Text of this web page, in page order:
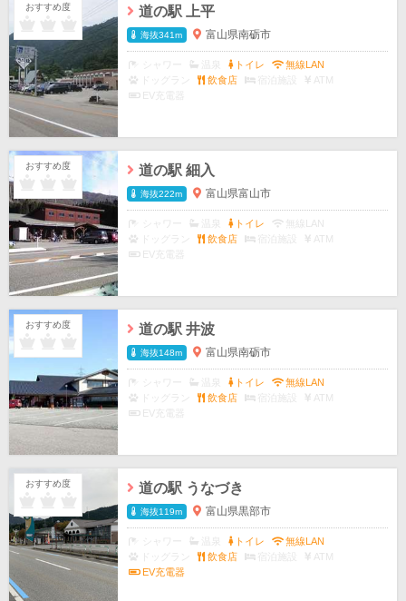
おすすめ度 道の駅 上平
海抜341m 富山県南砺市
トイレ
無線LAN
ドッグラン
飲食店 宿泊施設
ATM
EV充電器
おすすめ度 道の駅 細入
海抜222m 富山県富山市
トイレ
無線LAN
ドッグラン
飲食店 宿泊施設
ATM
EV充電器
おすすめ度 道の駅 井波
海抜148m 富山県南砺市
トイレ
無線LAN
ドッグラン
飲食店 宿泊施設
ATM
EV充電器
おすすめ度 道の駅 うなづき
海抜119m 富山県黒部市
トイレ
無線LAN
ドッグラン
飲食店 宿泊施設
ATM
EV充電器